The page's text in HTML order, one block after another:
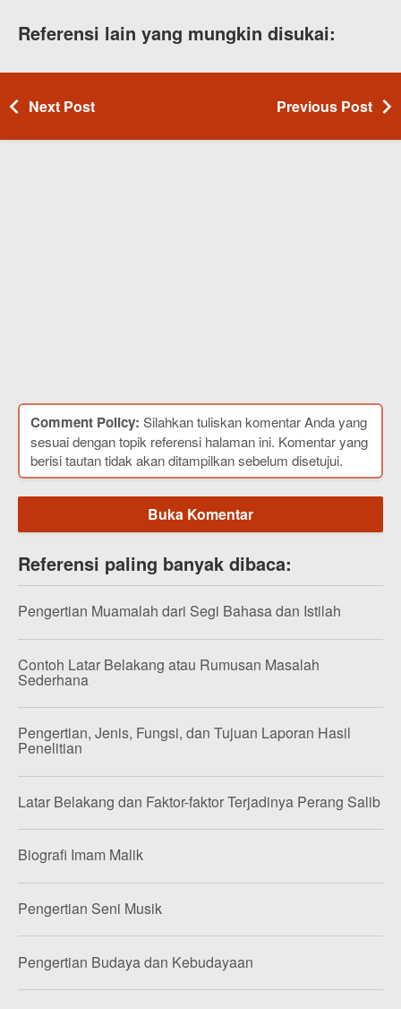
Referensi lain yang mungkin disukai:
Next Post Previous Post
Comment Policy: Silahkan tuliskan komentar Anda yang
sesuai dengan topik referensi halaman ini. Komentar yang
berisi tautan tidak akan ditampilkan sebelum disetujui.
Buka Komentar
Referensi paling banyak dibaca:
Pengertian Muamalah dari Segi Bahasa dan Istilah
Contoh Latar Belakang atau Rumusan Masalah
Sederhana
Pengertian, Jenis, Fungsi, dan Tujuan Laporan Hasil
Penelitian
Latar Belakang dan Faktor-faktor Terjadinya Perang Salib
Biografi Imam Malik
Pengertian Seni Musik
Pengertian Budaya dan Kebudayaan